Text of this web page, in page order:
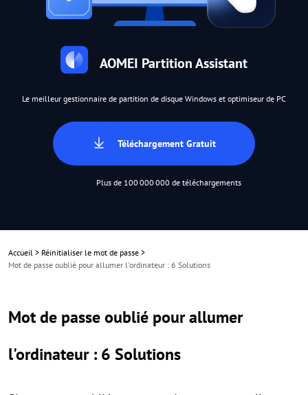
AOMEI Partition Assistant
Le meilleur gestionnaire de partition de disque Windows et optimiseur de PC
Téléchargement Gratuit
Plus de 100 000 000 de téléchargements
Accueil > Réinitialiser le mot de passe >
Mot de passe oublié pour allumer l'ordinateur : 6 Solutions
Mot de passe oublié pour allumer
l'ordinateur : 6 Solutions